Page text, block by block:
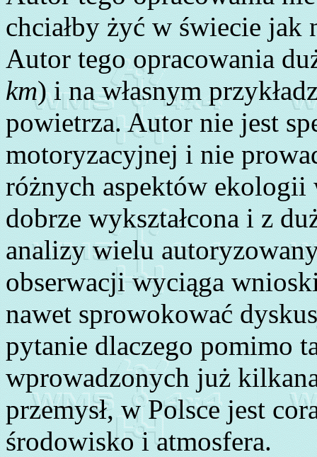
chciałby żyć w świecie jak
Autor tego opracowania
km) i na własnym
powietrza. Autor nie jest
motoryzacyjnej i nie
różnych aspektów
dobrze wykształcona i z
analizy wielu
obserwacji wyciąga
nawet sprowokować
pytanie dlaczego pomimo
wprowadzonych już
przemysł, w Polsce jest
środowisko i atmosfera.